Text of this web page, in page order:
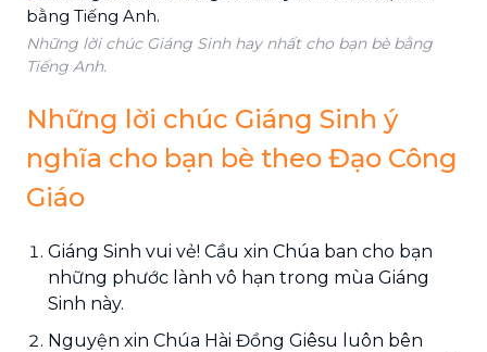
Những lời chúc Giáng Sinh hay nhất cho bạn bè bằng
Tiếng Anh.
Những lời chúc Giáng Sinh ý
nghĩa cho bạn bè theo Đạo Công
Giáo
Giáng Sinh vui vẻ! Cầu xin Chúa ban cho bạn
những phước lành vô hạn trong mùa Giáng
Sinh này.
Nguyện xin Chúa Hài Đồng Giêsu luôn bên